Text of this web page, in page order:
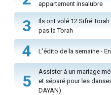
appartement insalubre
3
Ils ont volé 12 Sifré
pas la Torah
4 L'édito de la semaine -
5
Assister à un mariage
et séparé pour les
DAYAN)